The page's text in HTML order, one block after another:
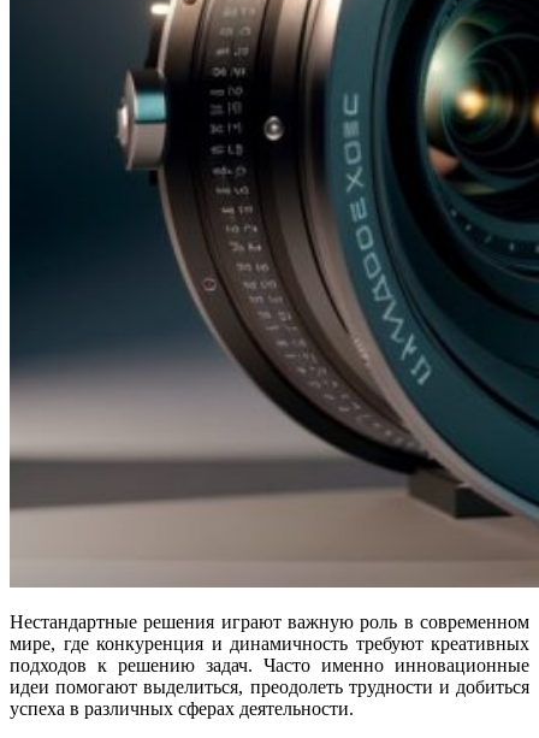
Нестандартные решения играют важную роль в современном
мире, где конкуренция и динамичность требуют креативных
подходов к решению задач. Часто именно инновационные
идеи помогают выделиться, преодолеть трудности и добиться
успеха в различных сферах деятельности.